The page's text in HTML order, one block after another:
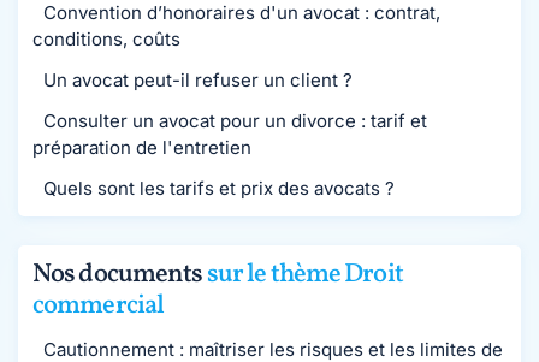
Convention d’honoraires d'un avocat : contrat,
conditions, coûts
Un avocat peut-il refuser un client ?
Consulter un avocat pour un divorce : tarif et
préparation de l'entretien
Quels sont les tarifs et prix des avocats ?
Nos documentssur le thème Droit
commercial
Cautionnement : maîtriser les risques et les limites de